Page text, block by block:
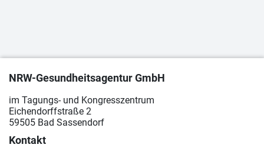
NRW-Gesundheitsagentur GmbH
im Tagungs- und Kongresszentrum
Eichendorffstraße 2
59505 Bad Sassendorf
Kontakt